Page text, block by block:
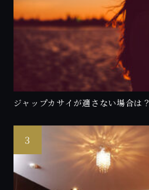
ジャップカサイが適さない場合は？